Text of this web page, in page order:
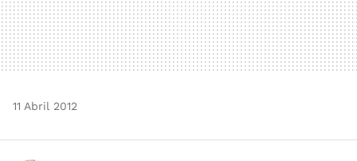
11 Abril 2012